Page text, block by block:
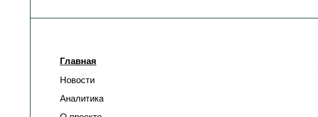
Главная
Новости
Аналитика